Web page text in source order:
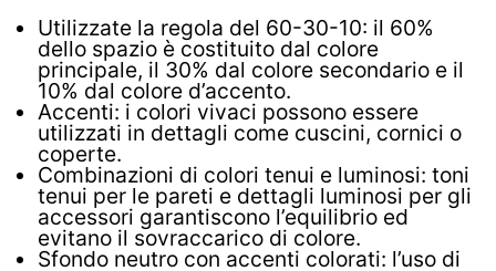
Utilizzate la regola del 60-30-10: il 60%
dello spazio è costituito dal colore
principale, il 30% dal colore secondario e il
10% dal colore d’accento.
Accenti: i colori vivaci possono essere
utilizzati in dettagli come cuscini, cornici o
coperte.
Combinazioni di colori tenui e luminosi: toni
tenui per le pareti e dettagli luminosi per gli
accessori garantiscono l’equilibrio ed
evitano il sovraccarico di colore.
Sfondo neutro con accenti colorati: l’uso di